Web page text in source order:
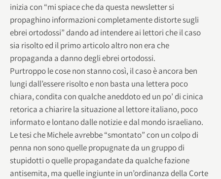
inizia con “mi spiace che da questa newsletter si
propaghino informazioni completamente distorte sugli
ebrei ortodossi” dando ad intendere ai lettori che il caso
sia risolto ed il primo articolo altro non era che
propaganda a danno degli ebrei ortodossi.
Purtroppo le cose non stanno così, il caso è ancora ben
lungi dall’essere risolto e non basta una lettera poco
chiara, condita con qualche aneddoto ed un po’ di cinica
retorica a chiarire la situazione al lettore italiano, poco
informato e lontano dalle notizie e dal mondo israeliano.
Le tesi che Michele avrebbe “smontato” con un colpo di
penna non sono quelle propugnate da un gruppo di
stupidotti o quelle propagandate da qualche fazione
antisemita, ma quelle ingiunte in un’ordinanza della Corte